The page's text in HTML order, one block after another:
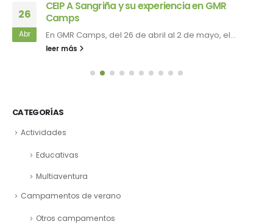
26
Abr
CEIP A Sangriña y su experiencia en GMR
Camps
En GMR Camps, del 26 de abril al 2 de mayo, el...
leer más
CATEGORÍAS
Actividades
Educativas
Multiaventura
Campamentos de verano
Otros campamentos